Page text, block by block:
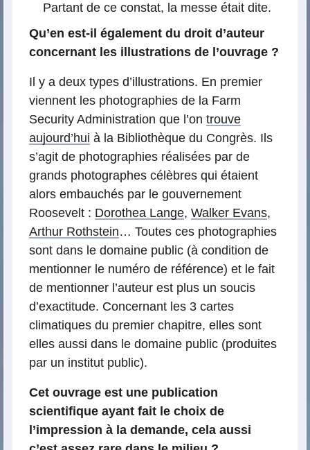
Partant de ce constat, la messe était dite.
Qu’en est-il également du droit d’auteur
concernant les illustrations de l’ouvrage ?
Il y a deux types d’illustrations. En premier
viennent les photographies de la Farm
Security Administration que l’on trouve
aujourd’hui à la Bibliothèque du Congrès. Ils
s’agit de photographies réalisées par de
grands photographes célèbres qui étaient
alors embauchés par le gouvernement
Roosevelt : Dorothea Lange, Walker Evans,
Arthur Rothstein… Toutes ces photographies
sont dans le domaine public (à condition de
mentionner le numéro de référence) et le fait
de mentionner l’auteur est plus un soucis
d’exactitude. Concernant les 3 cartes
climatiques du premier chapitre, elles sont
elles aussi dans le domaine public (produites
par un institut public).
Cet ouvrage est une publication
scientifique ayant fait le choix de
l’impression à la demande, cela aussi